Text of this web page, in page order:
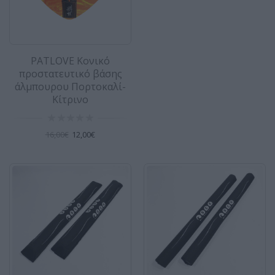
σχάρες οροφής 32″ σετ – Μαύρα
Σετ 2 τεμάχια μαξιλαράκια για σχάρες Aero
(αλουμινίου) οροφής αυτοκινήτου. Όταν&nbs..
24,00€
τετράγωνες σχάρες οροφής 32″ σετ –
Μαύρα
Σετ 2 τεμάχια μαξιλαράκια για τετράγωνες
σχάρες οροφής αυτοκινήτου. Όταν μεταφ..
24,00€
PATLOVE Κονικό
προστατευτικό βάσης
άλμπουρου Πορτοκαλί-
Κίτρινο
12,00€